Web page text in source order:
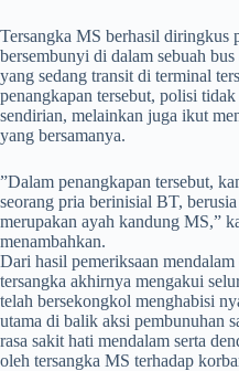
​Tersangka MS berhasil diringkus
bersembunyi di dalam sebuah
yang sedang transit di terminal
penangkapan tersebut, polisi
sendirian, melainkan juga ikut
yang bersamanya.
​”Dalam penangkapan tersebut,
seorang pria berinisial BT,
merupakan ayah kandung MS,”
menambahkan.
Dari hasil pemeriksaan
tersangka akhirnya mengakui
telah bersekongkol menghabisi
utama di balik aksi pembunuhan
rasa sakit hati mendalam serta
oleh tersangka MS terhadap